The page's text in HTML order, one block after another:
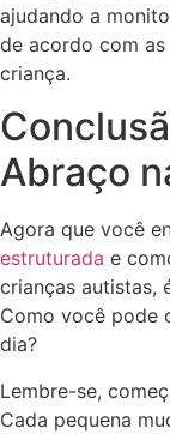
ajudando a
de acordo com
criança.
Abraço
Agora que você
estruturada e
crianças autistas,
Como você pode
dia?
Lembre-se,
Cada pequena